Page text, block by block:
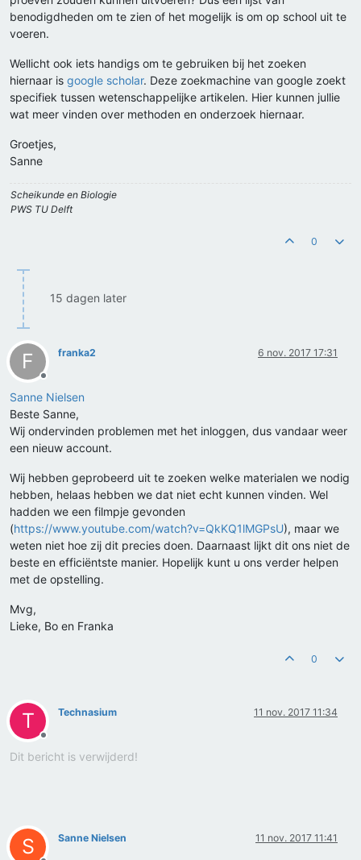
benodigdheden om te zien of het mogelijk is om op school uit te
voeren.
Wellicht ook iets handigs om te gebruiken bij het zoeken
hiernaar is google scholar. Deze zoekmachine van google zoekt
specifiek tussen wetenschappelijke artikelen. Hier kunnen jullie
wat meer vinden over methoden en onderzoek hiernaar.
Groetjes,
Sanne
Scheikunde en Biologie
PWS TU Delft
0
15 dagen later
F
Offline
franka2 6 nov. 2017 17:31
Sanne Nielsen
Beste Sanne,
Wij ondervinden problemen met het inloggen, dus vandaar weer
een nieuw account.
Wij hebben geprobeerd uit te zoeken welke materialen we nodig
hebben, helaas hebben we dat niet echt kunnen vinden. Wel
hadden we een filmpje gevonden
(https://www.youtube.com/watch?v=QkKQ1lMGPsU), maar we
weten niet hoe zij dit precies doen. Daarnaast lijkt dit ons niet de
beste en efficiëntste manier. Hopelijk kunt u ons verder helpen
met de opstelling.
Mvg,
Lieke, Bo en Franka
0
T
Offline
Technasium 11 nov. 2017 11:34
Dit bericht is verwijderd!
S Sanne Nielsen 11 nov. 2017 11:41